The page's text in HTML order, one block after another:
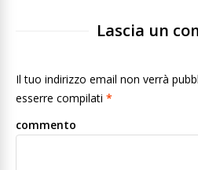
Lascia un
Il tuo indirizzo email non verrà
esserre compilati *
commento